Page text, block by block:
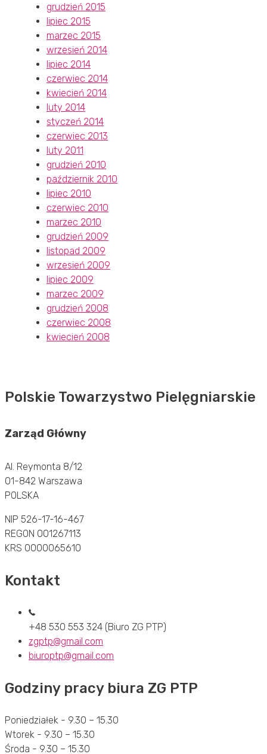
grudzień 2015
lipiec 2015
marzec 2015
wrzesień 2014
lipiec 2014
czerwiec 2014
kwiecień 2014
luty 2014
styczeń 2014
czerwiec 2013
luty 2011
grudzień 2010
październik 2010
lipiec 2010
czerwiec 2010
marzec 2010
grudzień 2009
listopad 2009
wrzesień 2009
lipiec 2009
marzec 2009
grudzień 2008
czerwiec 2008
kwiecień 2008
Polskie Towarzystwo Pielęgniarskie
Zarząd Główny
Al. Reymonta 8/12
01-842 Warszawa
POLSKA
NIP 526-17-16-467
REGON 001267113
KRS 0000065610
Kontakt
+48 530 553 324 (Biuro ZG PTP)
zgptp@gmail.com
biuroptp@gmail.com
Godziny pracy biura ZG PTP
Poniedziałek - 9.30 – 15.30
Wtorek - 9.30 – 15.30
Środa - 9.30 – 15.30